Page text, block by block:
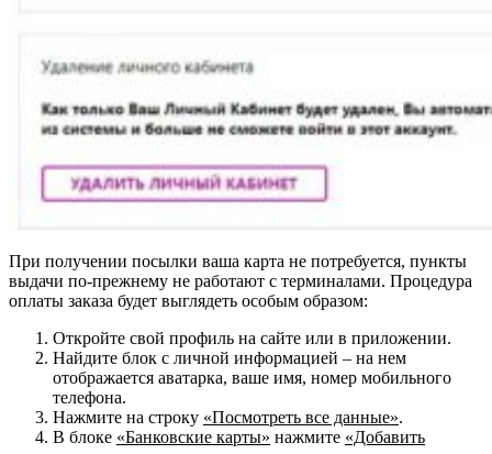
При получении посылки ваша карта не потребуется, пункты
выдачи по-прежнему не работают с терминалами. Процедура
оплаты заказа будет выглядеть особым образом:
Откройте свой профиль на сайте или в приложении.
Найдите блок с личной информацией – на нем
отображается аватарка, ваше имя, номер мобильного
телефона.
Нажмите на строку «Посмотреть все данные».
В блоке «Банковские карты» нажмите «Добавить